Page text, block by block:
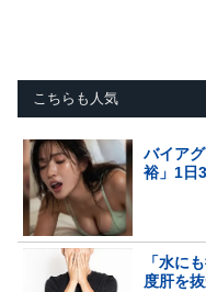
こちらも人気
バイア
裕」1日
「水に
度肝を